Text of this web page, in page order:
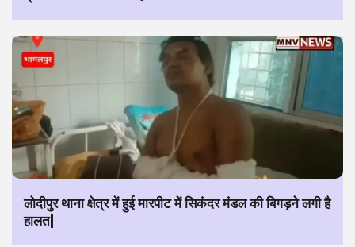
लोदीपुर थाना क्षेत्र में हुई मारपीट में सिकंदर मंडल की बिगड़ने लगी है
हालत|